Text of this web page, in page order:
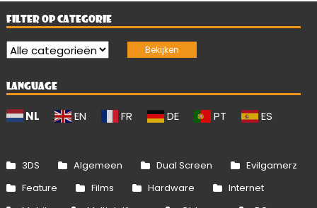
FILTER OP CATEGORIE
LANGUAGE
NL EN FR DE PT ES
3DS Algemeen Dual Screen
Evilgamerz
Feature
Films Hardware
Internet